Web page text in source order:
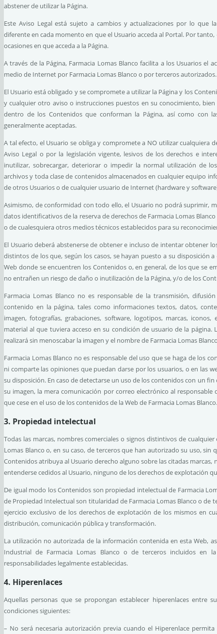
abstener de utilizar la Página.
Este Aviso Legal está sujeto a cambios y actualizaciones por lo que
diferente en cada momento en que el Usuario acceda al Portal. Por
ocasiones en que acceda a la Página.
A través de la Página, Farmacia Lomas Blanco facilita a los Usuarios el
medio de Internet por Farmacia Lomas Blanco o por terceros autorizados.
El Usuario está obligado y se compromete a utilizar la Página y los
y cualquier otro aviso o instrucciones puestos en su conocimiento,
dentro de los Contenidos que conforman la Página, así como con
generalmente aceptadas.
A tal efecto, el Usuario se obliga y compromete a NO utilizar cualquiera
Aviso Legal o por la legislación vigente, lesivos de los derechos e
inutilizar, sobrecargar, deteriorar o impedir la normal utilización de
archivos y toda clase de contenidos almacenados en cualquier equipo
de otros Usuarios o de cualquier usuario de Internet (hardware y
Asimismo, de conformidad con todo ello, el Usuario no podrá suprimir,
datos identificativos de la reserva de derechos de Farmacia Lomas
o de cualesquiera otros medios técnicos establecidos para su
El Usuario deberá abstenerse de obtener e incluso de intentar obtener
distintos de los que, según los casos, se hayan puesto a su disposición
Web donde se encuentren los Contenidos o, en general, de los que se
no entrañen un riesgo de daño o inutilización de la Página, y/o de los
Farmacia Lomas Blanco no es responsable de la transmisión,
contenido en la página, tales como informaciones textos, datos,
imagen, fotografías, grabaciones, software, logotipos, marcas,
material al que tuviera acceso en su condición de usuario de la
realizará sin menoscabar la imagen y el nombre de Farmacia Lomas
Farmacia Lomas Blanco no es responsable del uso que se haga de los
ni comparte las opiniones que puedan darse por los usuarios, o en las
su disposición. En caso de detectarse un uso de los contenidos con un
su imagen, la mera comunicación por correo electrónico al
que cese en el uso de los contenidos de la Web de Farmacia Lomas Blanco.
3. Propiedad intelectual
Todas las marcas, nombres comerciales o signos distintivos de
Lomas Blanco o, en su caso, de terceros que han autorizado su uso,
Contenidos atribuya al Usuario derecho alguno sobre las citadas
entenderse cedidos al Usuario, ninguno de los derechos de explotación
De igual modo los Contenidos son propiedad intelectual de Farmacia
de Propiedad Intelectual son titularidad de Farmacia Lomas Blanco o de
ejercicio exclusivo de los derechos de explotación de los mismos en
distribución, comunicación pública y transformación.
La utilización no autorizada de la información contenida en esta Web,
Industrial de Farmacia Lomas Blanco o de terceros incluidos en
responsabilidades legalmente establecidas.
4. Hiperenlaces
Aquellas personas que se propongan establecer hiperenlaces entre
condiciones siguientes:
– No será necesaria autorización previa cuando el Hiperenlace